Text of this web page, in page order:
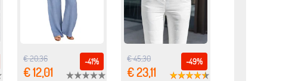
-41%
€ 20,36
€ 12,01
-49%
€ 45,30
€ 23,11